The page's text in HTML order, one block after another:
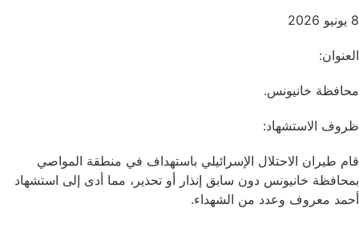
8 يونيو 2026
العنوان:
محافظة خانيونس.
ظروف الاستشهاد:
قام طيران الاحتلال الإسرائيلي باستهداف في منطقة المواصي
بمحافظة خانيونس دون سابق إنذار أو تحذير، مما أدى إلى استشهاد
أحمد معروف وعدد من الشهداء.